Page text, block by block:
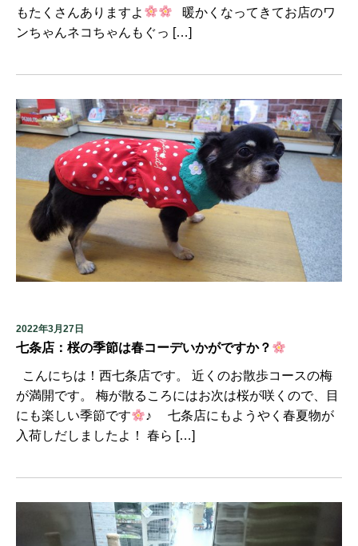
もたくさんありますよ
暖かくなってきてお店のワ
ンちゃんネコちゃんもぐっ […]
2022年3月27日
七条店：桜の季節は春コーデいかがですか？
こんにちは！西七条店です。 近くのお散歩コースの梅
が満開です。 梅が散るころにはお次は桜が咲くので、目
にも楽しい季節です
♪ 七条店にもようやく春夏物が
入荷しだしましたよ！ 春ら […]